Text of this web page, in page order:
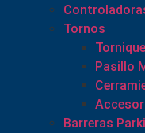
Tornos
Pasillo
Barreras